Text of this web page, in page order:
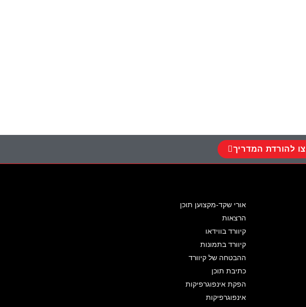
להורדת המדריך
אורי שקד-מקצוען תוכן
הרצאות
קיוורד בווידאו
קיוורד בתמונות
ההבטחה של קיוורד
כתיבת תוכן
הפקת אינפוגרפיקות
אינפוגרפיקות